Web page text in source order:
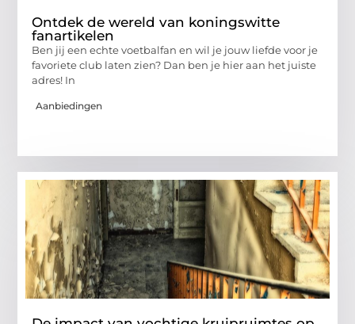
Ontdek de wereld van koningswitte
fanartikelen
Ben jij een echte voetbalfan en wil je jouw liefde voor je
favoriete club laten zien? Dan ben je hier aan het juiste
adres! In
Aanbiedingen